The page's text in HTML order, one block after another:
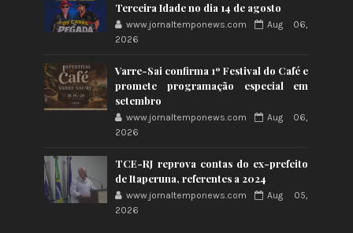
Terceira Idade no dia 14 de agosto
www.jornaltemponews.com
Aug 06,
2026
Varre-Sai confirma 1º Festival do Café e
promete programação especial em
setembro
www.jornaltemponews.com
Aug 06,
2026
TCE-RJ reprova contas do ex-prefeito
de Itaperuna, referentes a 2024
www.jornaltemponews.com
Aug 05,
2026